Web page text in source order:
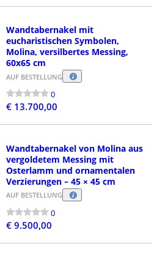
Wandtabernakel mit
eucharistischen Symbolen,
Molina, versilbertes Messing,
60x65 cm
AUF BESTELLUNG
0
€ 13.700,00
Wandtabernakel von Molina aus
vergoldetem Messing mit
Osterlamm und ornamentalen
Verzierungen – 45 × 45 cm
AUF BESTELLUNG
0
€ 9.500,00